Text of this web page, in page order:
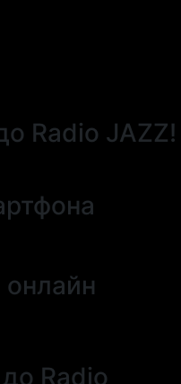
Radio JAZZ!
онлайн
Radio